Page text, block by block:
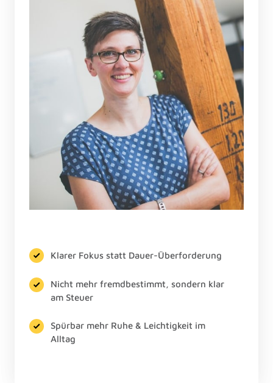
Klarer Fokus statt Dauer-Überforderung
Nicht mehr fremdbestimmt, sondern klar
am Steuer
Spürbar mehr Ruhe & Leichtigkeit im
Alltag